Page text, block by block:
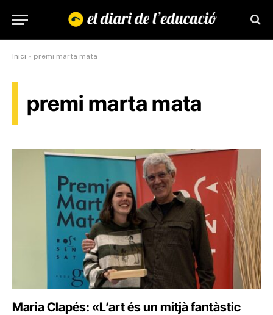
Inici » premi marta mata
premi marta mata
Maria Clapés: «L’art és un mitjà fantàstic